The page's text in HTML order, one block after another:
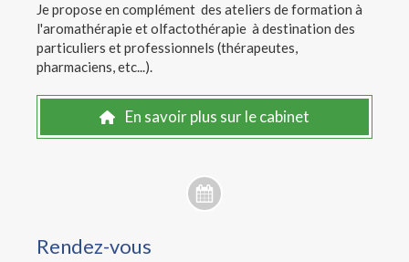
Je propose en complément des ateliers de formation à
l'aromathérapie et olfactothérapie à destination des
particuliers et professionnels (thérapeutes,
pharmaciens, etc...).
En savoir plus sur le cabinet
Rendez-vous